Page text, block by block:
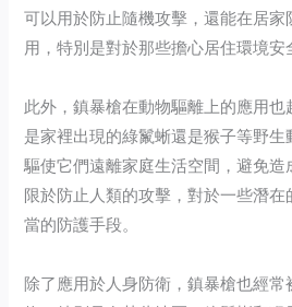
可以用於防止隨機攻擊，還能在居
用，特別是對於那些擔心居住環境安
此外，鎮暴槍在動物驅離上的應用
是家裡出現的綠鬣蜥還是猴子等野
驅使它們遠離家庭生活空間，避免
限於防止人類的攻擊，對於一些潛
當的防護手段。
除了應用於人身防衛，鎮暴槍也經